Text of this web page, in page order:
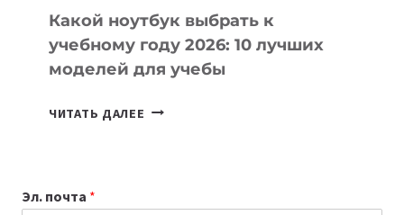
Какой ноутбук выбрать к
учебному году 2026: 10 лучших
моделей для учебы
ЧИТАТЬ ДАЛЕЕ КАКОЙ
Эл. почта *